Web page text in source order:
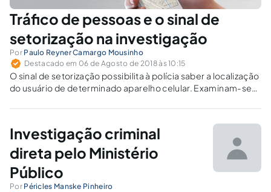
Tráfico de pessoas e o sinal de
setorização na investigação
Por Paulo Reyner Camargo Mousinho
Destacado em 06 de Agosto de 2018 às 10:15
O sinal de setorização possibilita à polícia saber a localização
do usuário de determinado aparelho celular. Examinam-se
investigação.
Investigação criminal
direta pelo Ministério
Público
Por Péricles Manske Pinheiro